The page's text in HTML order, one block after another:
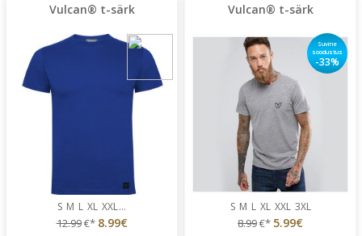
Vulcan® t-särk
S M L XL XXL...
12.99€* 8.99€
Vulcan® t-särk
Suvine
soodustus
-33%
S M L XL XXL 3XL
8.99€* 5.99€